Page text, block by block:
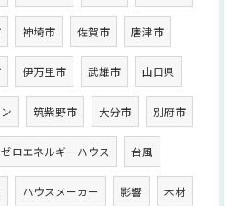
神埼市 佐賀市 唐津市
伊万里市 武雄市 山口県
筑紫野市 大分市 別府市
ゼロエネルギーハウス 台風
ハウスメーカー 影響 木材